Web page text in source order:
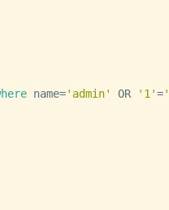
name='admin' OR '1'='